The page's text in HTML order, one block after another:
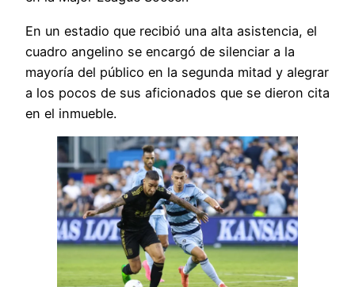
En un estadio que recibió una alta asistencia, el
cuadro angelino se encargó de silenciar a la
mayoría del público en la segunda mitad y alegrar
a los pocos de sus aficionados que se dieron cita
en el inmueble.